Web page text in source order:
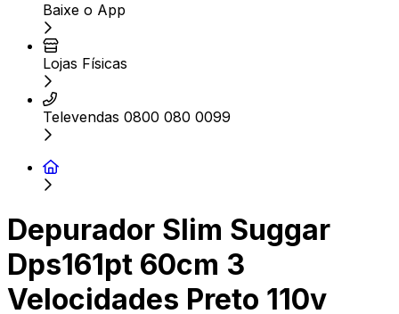
Baixe o App
Lojas Físicas
Televendas 0800 080 0099
Depurador Slim Suggar
Dps161pt 60cm 3
Velocidades Preto 110v